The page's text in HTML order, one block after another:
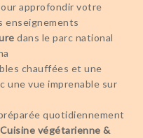
approfondir votre
enseignements
dans le parc national
chauffées et une
une vue imprenable sur
quotidiennement
Cuisine végétarienne &